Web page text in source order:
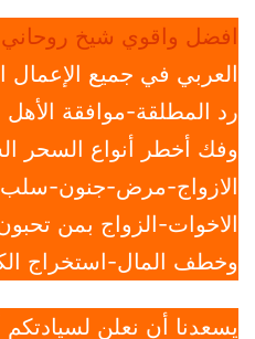
افضل واقوي شيخ روحاني
العربي في جميع الإعمال
رد المطلقة-موافقة
وفك أخطر أنواع السحر
الازواج-مرض-جنون-سلب
الاخوات-الزواج بمن
وخطف المال-استخراج
يسعدنا أن نعلن لسيادتكم